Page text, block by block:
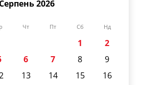
Серпень 2026
Чт Пт Сб Нд
1
2
6 7 8
9
13 14 15
16